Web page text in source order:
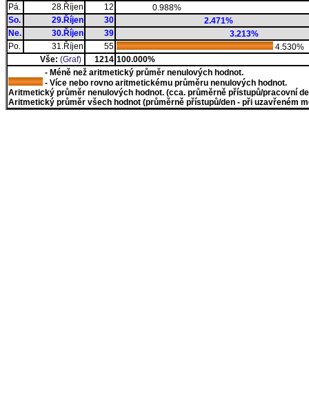
Pá.
28.Říjen 12
0.988%
So.
29.Říjen 30
2.471%
Ne.
30.Říjen 39
3.213%
Po.
31.Říjen 55
4.530%
Vše: (Graf) 1214 100.000%
- Méně než aritmetický průměr nenulových hodnot.
- Více nebo rovno aritmetickému průměru nenulových hodnot.
Aritmetický průměr nenulových hodnot. (cca. průměrně přístupů/pracovní
Aritmetický průměr všech hodnot (průměrně přístupů/den - při uzavřeném